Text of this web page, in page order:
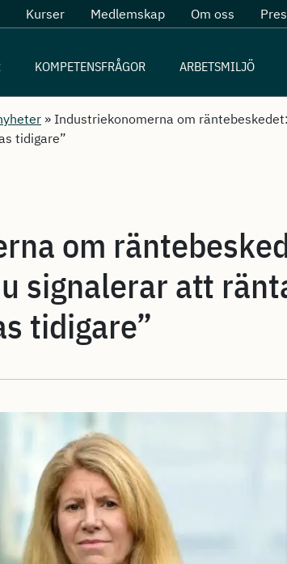
Kurser Medlemskap Om oss
KOMPETENSFRÅGOR ARBETSMILJÖ
» Industriekonomerna om
tidigare”
om
signalerar att
tidigare”